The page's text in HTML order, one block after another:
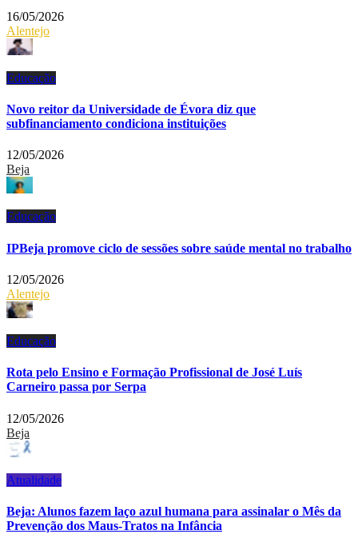
16/05/2026
Alentejo
Educação
Novo reitor da Universidade de Évora diz que
subfinanciamento condiciona instituições
12/05/2026
Beja
Educação
IPBeja promove ciclo de sessões sobre saúde mental no trabalho
12/05/2026
Alentejo
Educação
Rota pelo Ensino e Formação Profissional de José Luís
Carneiro passa por Serpa
12/05/2026
Beja
Atualidade
Beja: Alunos fazem laço azul humana para assinalar o Mês da
Prevenção dos Maus-Tratos na Infância